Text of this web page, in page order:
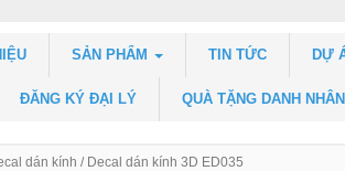
SẢN PHẨM TIN TỨC DỰ
ĐĂNG KÝ ĐẠI LÝ QUÀ TẶNG DANH NHÂN
dán kính / Decal dán kính 3D ED035